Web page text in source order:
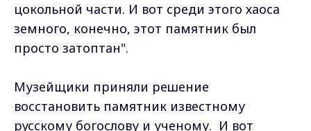
цокольной части. И вот среди этого хаоса
земного, конечно, этот памятник был
просто затоптан".
Музейщики приняли решение
восстановить памятник известному
русскому богослову и ученому. И вот